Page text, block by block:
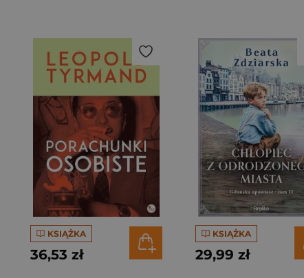
KSIĄŻKA
36,53 zł
KSIĄŻKA
29,99 zł